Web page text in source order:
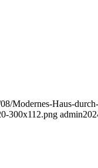
Modernes-Haus-
300x112.png admin